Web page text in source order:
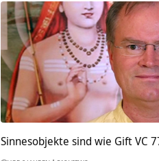
Sinnesobjekte sind wie Gift VC